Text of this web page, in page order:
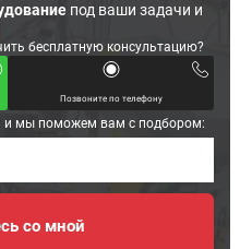
под ваши задачи и
бесплатную консультацию?
Позвоните по телефону
и мы поможем вам с подбором: